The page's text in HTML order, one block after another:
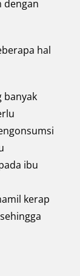
dengan
hal
banyak
ibu
kerap